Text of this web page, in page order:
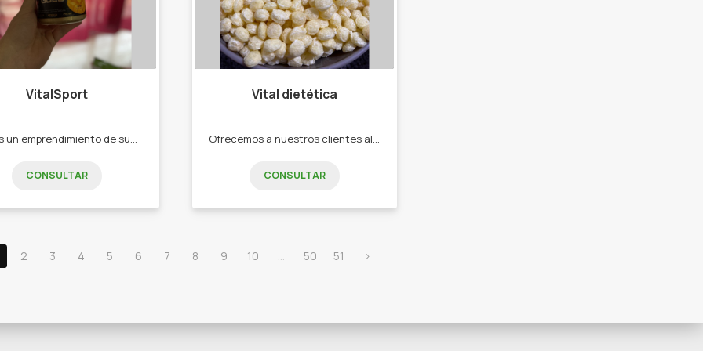
VitalSport
Somos un emprendimiento de suplementos deportivos con el objetivo de mejorar a cualquier atleta, ofreciendo los mejores productos para que logren maximizar su rendimiento físico en los entrenamientos y competencias. Además de buscar un público dedicado al deporte, también buscamos ayudar a través de la suplementación a personas que realicen actividad física con el fin de lograr un cambio y mejora de su condición física .
CONSULTAR
Vital dietética
Ofrecemos a nuestros clientes alimentos naturales y suplementación natural. - Nueces - Mix de frutos secos - Sal de himalaya - Castañas de caju - Magnesio - Curcuma concentrada
CONSULTAR
2 3 4 5 6 7 8 9 10 50 51 ›